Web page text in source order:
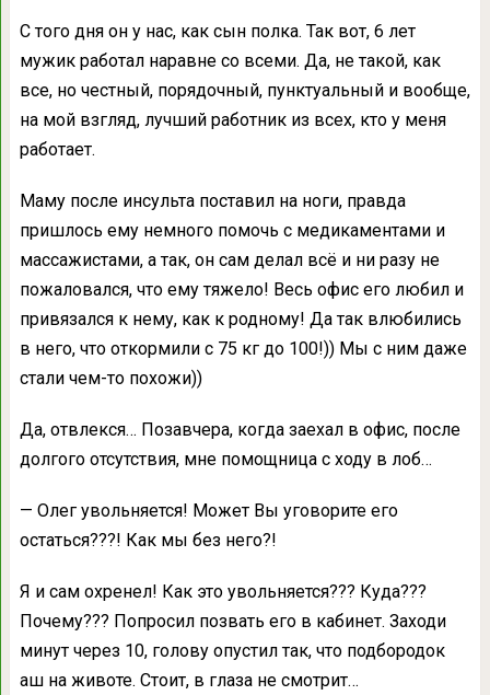
С того дня он у нас, как сын полка. Так вот, 6 лет
мужик работал наравне со всеми. Да, не такой, как
все, но честный, порядочный, пунктуальный и вообще,
на мой взгляд, лучший работник из всех, кто у меня
работает.
Маму после инсульта поставил на ноги, правда
пришлось ему немного помочь с медикаментами и
массажистами, а так, он сам делал всё и ни разу не
пожаловался, что ему тяжело! Весь офис его любил и
привязался к нему, как к родному! Да так влюбились
в него, что откормили с 75 кг до 100!)) Мы с ним даже
стали чем-то похожи))
Да, отвлекся… Позавчера, когда заехал в офис, после
долгого отсутствия, мне помощница с ходу в лоб…
— Олег увольняется! Может Вы уговорите его
остаться???! Как мы без него?!
Я и сам охренел! Как это увольняется??? Куда???
Почему??? Попросил позвать его в кабинет. Заходи
минут через 10, голову опустил так, что подбородок
аш на животе. Стоит, в глаза не смотрит…